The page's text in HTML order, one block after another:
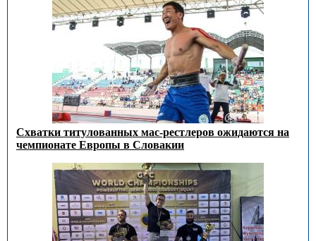
Схватки титулованных мас-рестлеров ожидаются на
чемпионате Европы в Словакии